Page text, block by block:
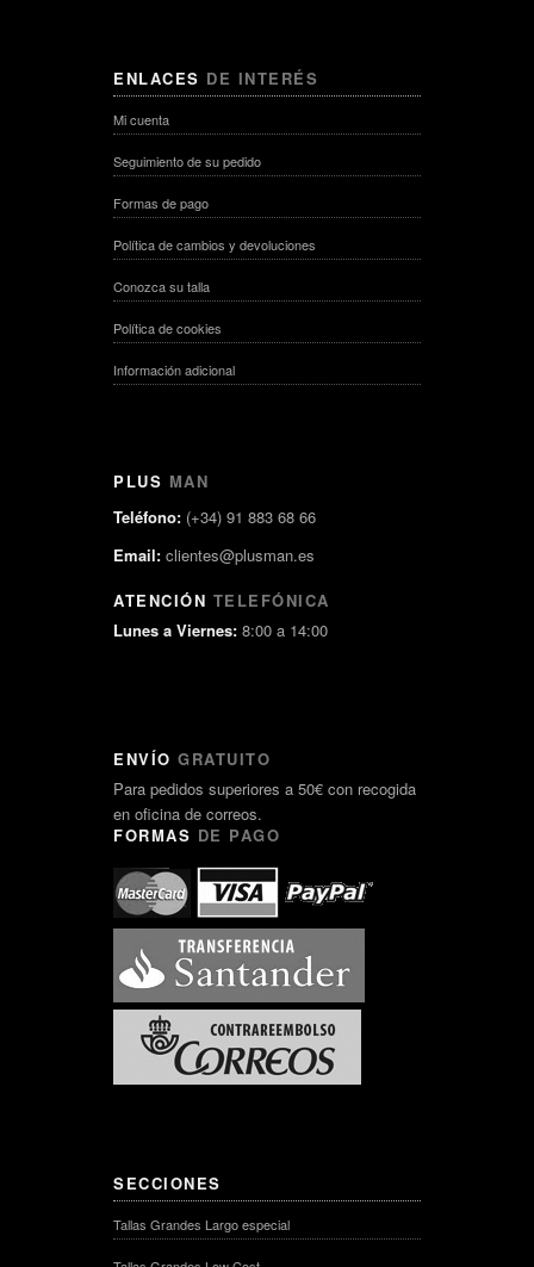
ENLACES DE INTERÉS
Mi cuenta
Seguimiento de su pedido
Formas de pago
Política de cambios y devoluciones
Conozca su talla
Política de cookies
Información adicional
PLUS MAN
Teléfono: (+34) 91 883 68 66
Email: clientes@plusman.es
ATENCIÓN TELEFÓNICA
Lunes a Viernes: 8:00 a 14:00
ENVÍO GRATUITO
Para pedidos superiores a 50€ con recogida
en oficina de correos.
FORMAS DE PAGO
SECCIONES
Tallas Grandes Largo especial